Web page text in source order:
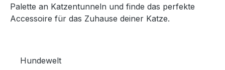
Palette an Katzentunneln und finde das perfekte
Accessoire für das Zuhause deiner Katze.
Hundewelt